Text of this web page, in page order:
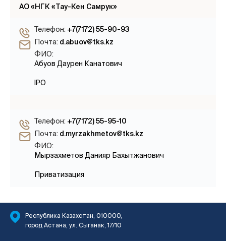
АО «НГК «Тау-Кен Самрук»
Телефон: +7(7172) 55-90-93
Почта: d.abuov@tks.kz
ФИО:
Абуов Даурен Канатович
IPO
Телефон: +7(7172) 55-95-10
Почта: d.myrzakhmetov@tks.kz
ФИО:
Мырзахметов Данияр Бахытжанович
Приватизация
Республика Казахстан, 010000,
город Астана, ул. Сыганак, 17/10